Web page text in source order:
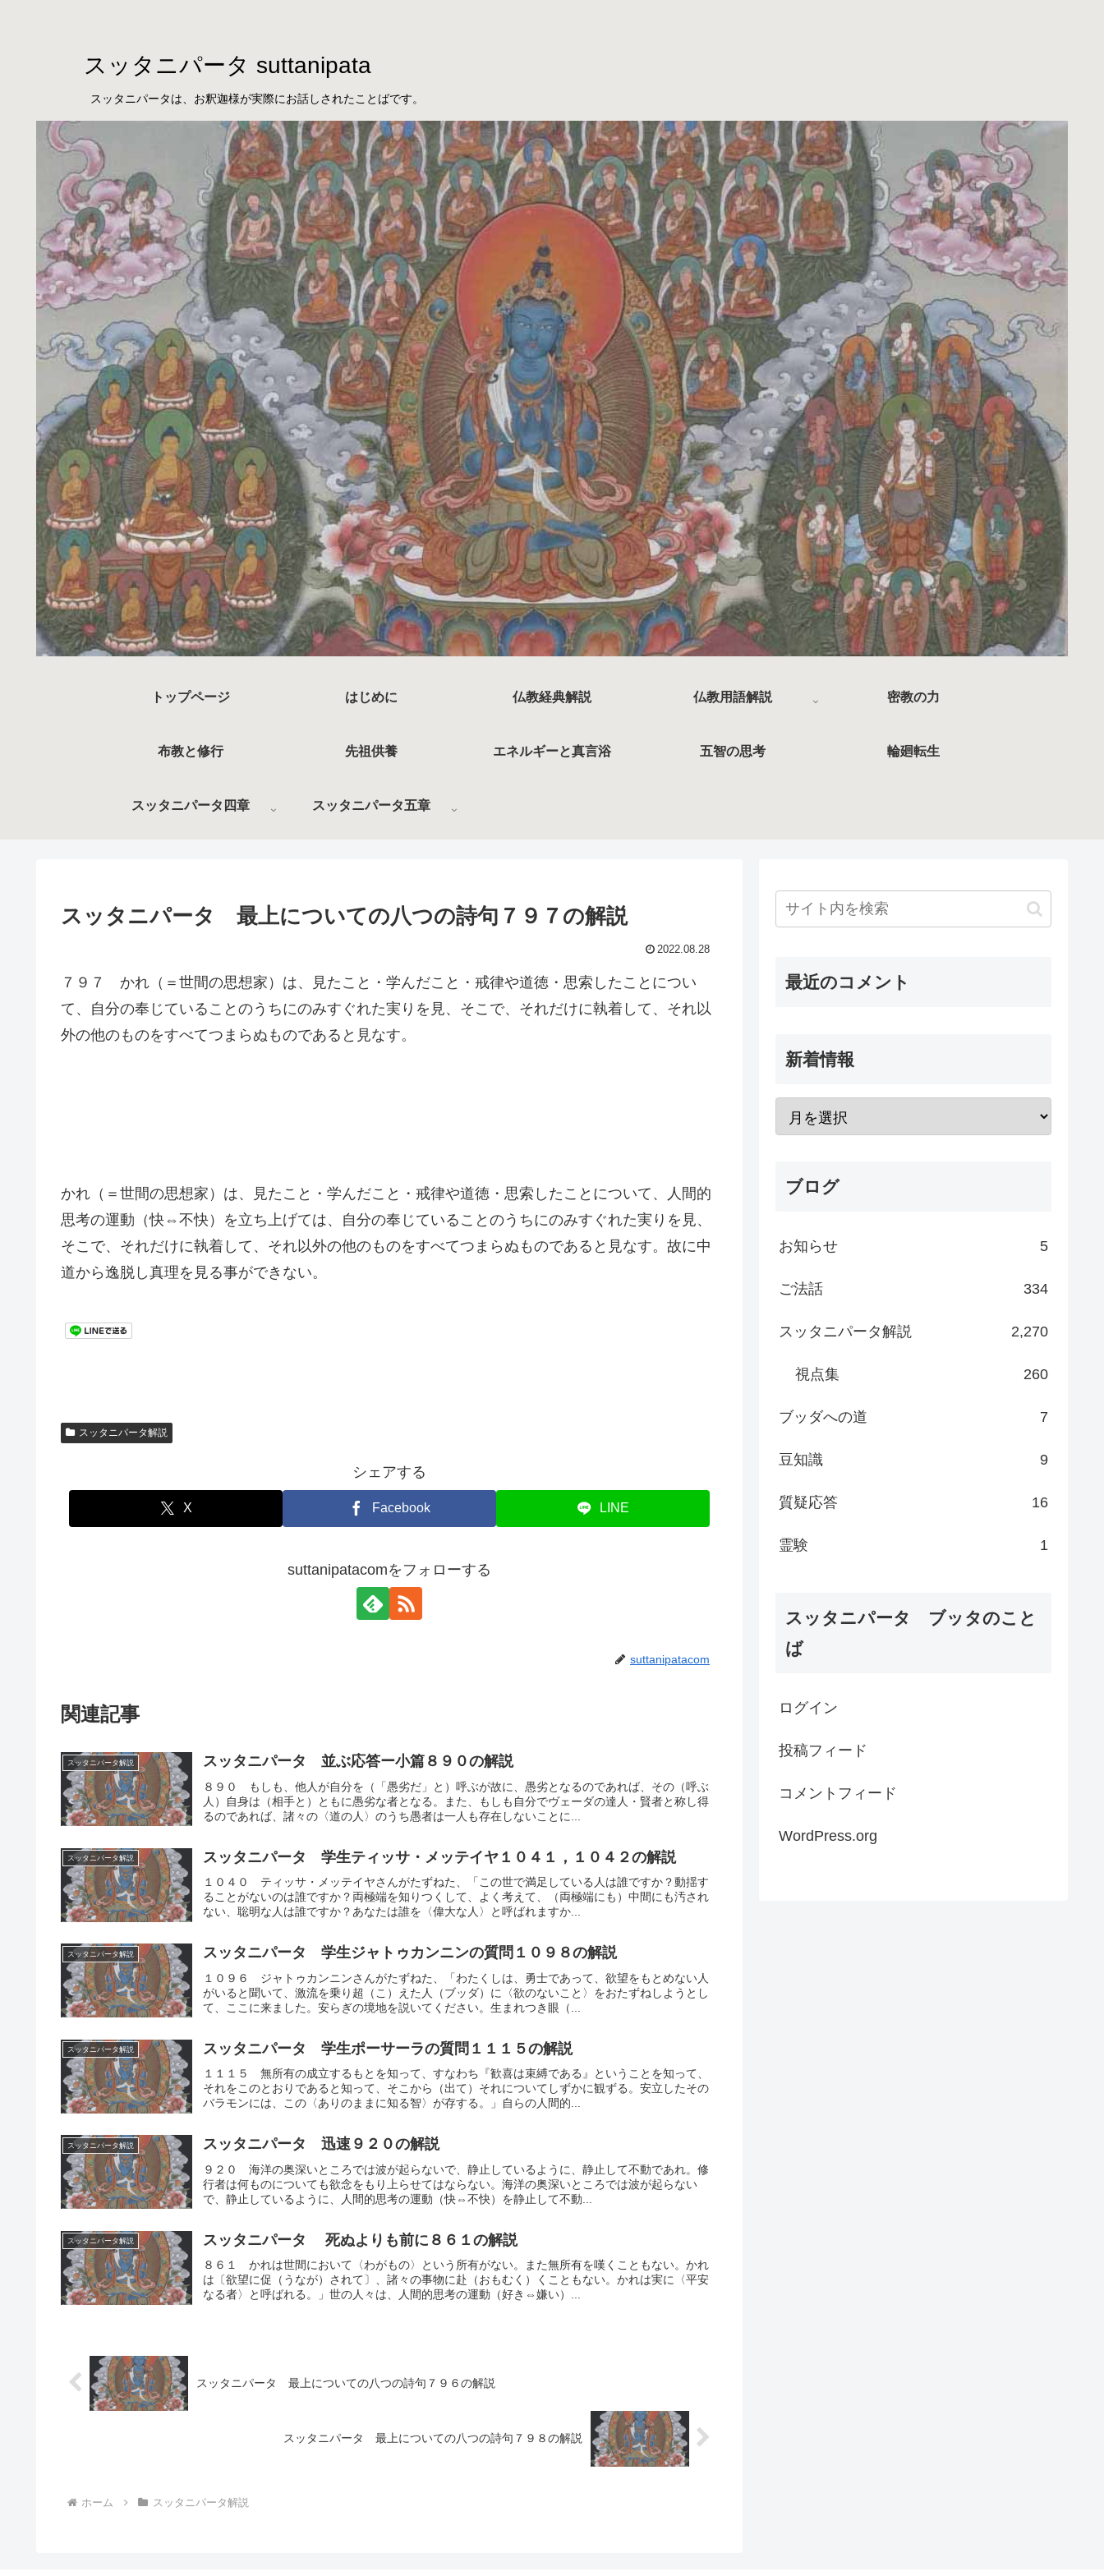
スッタニパータは、お釈迦様が実際にお話しされたことばです。
スッタニパータ suttanipata
トップページ はじめに 仏教経典解説 仏教用語解説 密教の力
布教と修行 先祖供養 エネルギーと真言浴 五智の思考 輪廻転生
スッタニパータ四章 スッタニパータ五章
スッタニパータ 最上についての八つの詩句７９７の解説
2022.08.28
７９７ かれ（＝世間の思想家）は、見たこと・学んだこと・戒律や道徳・思索したことについ
て、自分の奉じていることのうちにのみすぐれた実りを見、そこで、それだけに執着して、それ以
外の他のものをすべてつまらぬものであると見なす。
かれ（＝世間の思想家）は、見たこと・学んだこと・戒律や道徳・思索したことについて、人間的
思考の運動（快⇔不快）を立ち上げては、自分の奉じていることのうちにのみすぐれた実りを見、
そこで、それだけに執着して、それ以外の他のものをすべてつまらぬものであると見なす。故に中
道から逸脱し真理を見る事ができない。
スッタニパータ解説
シェアする
X Facebook LINE
suttanipatacomをフォローする
suttanipatacom
関連記事
スッタニパータ解説 スッタニパータ 並ぶ応答ー小篇８９０の解説
８９０ もしも、他人が自分を（「愚劣だ」と）呼ぶが故に、愚劣となるのであれば、その（呼ぶ
人）自身は（相手と）ともに愚劣な者となる。また、もしも自分でヴェーダの達人・賢者と称し得
るのであれば、諸々の〈道の人〉のうち愚者は一人も存在しないことに...
スッタニパータ解説 スッタニパータ 学生ティッサ・メッテイヤ１０４１，１０４２の解説
１０４０ ティッサ・メッテイヤさんがたずねた、「この世で満足している人は誰ですか？動揺す
ることがないのは誰ですか？両極端を知りつくして、よく考えて、（両極端にも）中間にも汚され
ない、聡明な人は誰ですか？あなたは誰を〈偉大な人〉と呼ばれますか...
スッタニパータ解説 スッタニパータ 学生ジャトゥカンニンの質問１０９８の解説
１０９６ ジャトゥカンニンさんがたずねた、「わたくしは、勇士であって、欲望をもとめない人
がいると聞いて、激流を乗り超（こ）えた人（ブッダ）に〈欲のないこと〉をおたずねしようとし
て、ここに来ました。安らぎの境地を説いてください。生まれつき眼（...
スッタニパータ解説 スッタニパータ 学生ポーサーラの質問１１１５の解説
１１１５ 無所有の成立するもとを知って、すなわち『歓喜は束縛である』ということを知って、
それをこのとおりであると知って、そこから（出て）それについてしずかに観ずる。安立したその
バラモンには、この〈ありのままに知る智〉が存する。」自らの人間的...
スッタニパータ解説 スッタニパータ 迅速９２０の解説
９２０ 海洋の奥深いところでは波が起らないで、静止しているように、静止して不動であれ。修
行者は何ものについても欲念をもり上らせてはならない。海洋の奥深いところでは波が起らない
で、静止しているように、人間的思考の運動（快⇔不快）を静止して不動...
スッタニパータ解説 スッタニパータ 死ぬよりも前に８６１の解説
８６１ かれは世間において〈わがもの〉という所有がない。また無所有を嘆くこともない。かれ
は〔欲望に促（うなが）されて〕、諸々の事物に赴（おもむく）くこともない。かれは実に〈平安
なる者〉と呼ばれる。」世の人々は、人間的思考の運動（好き⇔嫌い）...
スッタニパータ 最上についての八つの詩句７９６の解説
スッタニパータ 最上についての八つの詩句７９８の解説
ホーム スッタニパータ解説
最近のコメント
新着情報
ブログ
お知らせ 5
ご法話 334
スッタニパータ解説 2,270
視点集 260
ブッダへの道 7
豆知識 9
質疑応答 16
霊験 1
スッタニパータ ブッタのこと
ば
ログイン
投稿フィード
コメントフィード
WordPress.org